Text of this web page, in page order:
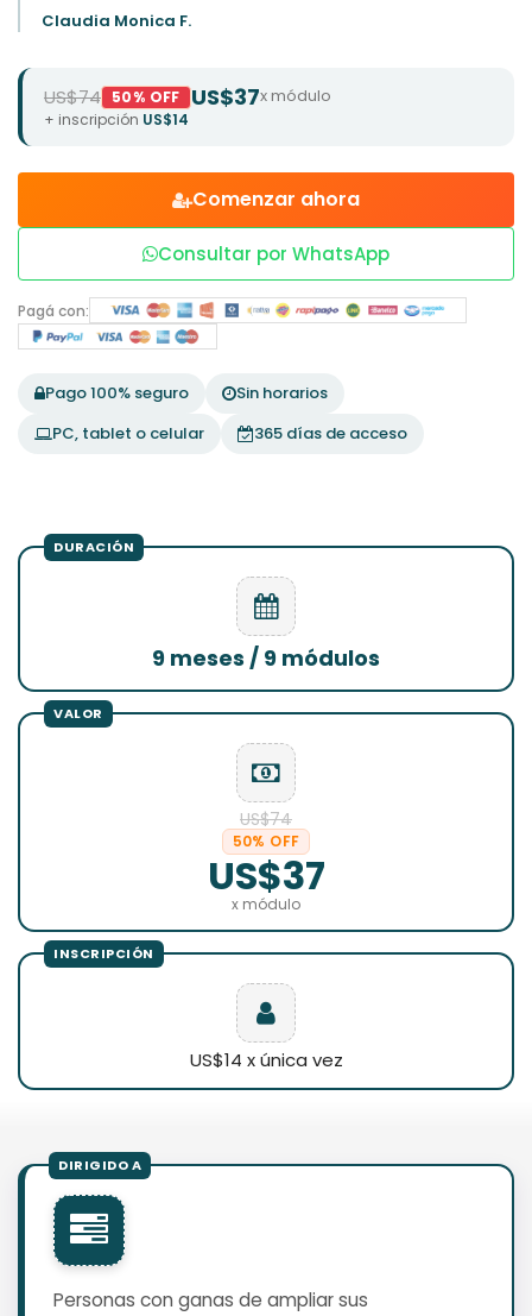
muy claramente .El curso facilita poder estudiar en
Claudia Monica F.
US$74 50% OFF US$37x módulo
+ inscripción US$14
Comenzar ahora
Consultar por WhatsApp
Pagá con:
Pago 100% seguro
Sin horarios
PC, tablet o celular
365 días de acceso
9 meses / 9 módulos
US$74
50% OFF
US$37
x módulo
US$14 x única vez
Personas con ganas de ampliar sus